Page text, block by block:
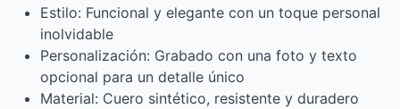
Estilo: Funcional y elegante con un toque personal
inolvidable
Personalización: Grabado con una foto y texto
opcional para un detalle único
Material: Cuero sintético, resistente y duradero